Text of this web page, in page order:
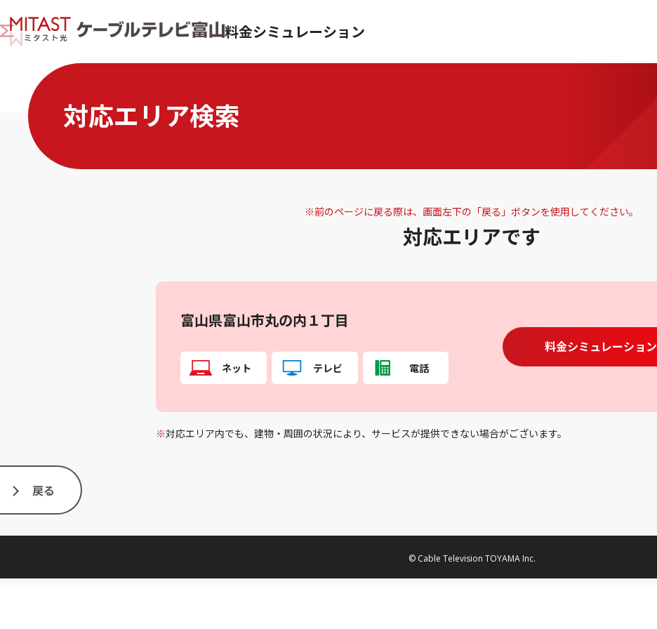
料金シミュレーション
対応エリア検索
※前のページに戻る際は、画面左下の「戻る」ボタンを使用してください。
対応エリアです
富山県富山市丸の内１丁目
ネット テレビ 電話
料金シミュレーション
※対応エリア内でも、建物・周囲の状況により、サービスが提供できない場合がございます。
戻る
© Cable Television TOYAMA Inc.